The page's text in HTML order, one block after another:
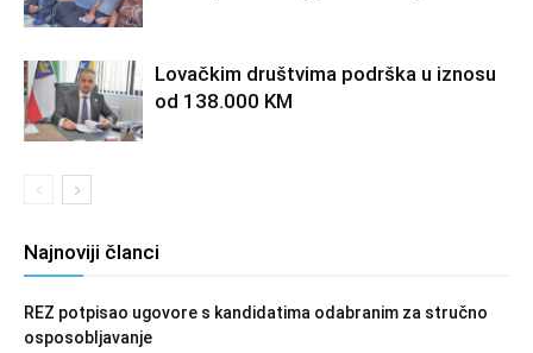
Lovačkim društvima podrška u iznosu
od 138.000 KM
Najnoviji članci
REZ potpisao ugovore s kandidatima odabranim za stručno
osposobljavanje